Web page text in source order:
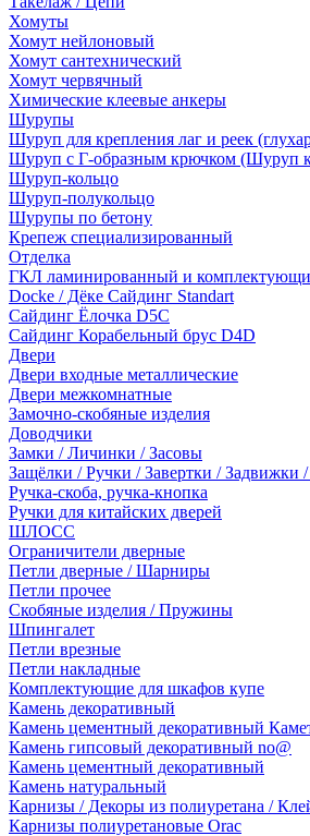
Хомуты
Хомут нейлоновый
Хомут сантехнический
Хомут червячный
Химические клеевые анкеры
Шурупы
Шуруп для крепления лаг и реек
Шуруп с Г-образным крючком (Шуруп
Шуруп-кольцо
Шуруп-полукольцо
Шурупы по бетону
Крепеж специализированный
Отделка
ГКЛ ламинированный и
Docke / Дёке Сайдинг Standart
Сайдинг Ёлочка D5C
Сайдинг Корабельный брус D4D
Двери
Двери входные металлические
Двери межкомнатные
Замочно-скобяные изделия
Доводчики
Замки / Личинки / Засовы
Защёлки / Ручки / Завертки / Задвижки
Ручка-скоба, ручка-кнопка
Ручки для китайских дверей
ШЛОСС
Ограничители дверные
Петли дверные / Шарниры
Петли прочее
Скобяные изделия / Пружины
Шпингалет
Петли врезные
Петли накладные
Комплектующие для шкафов купе
Камень декоративный
Камень цементный декоративный
Камень гипсовый декоративный no@
Камень цементный декоративный
Камень натуральный
Карнизы / Декоры из полиуретана /
Карнизы полиуретановые Orac